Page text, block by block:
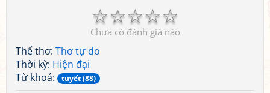
☆
☆
☆
☆
☆
Chưa có đánh giá nào
Thể thơ: Thơ tự do
Thời kỳ: Hiện đại
Từ khoá:
tuyết (88)